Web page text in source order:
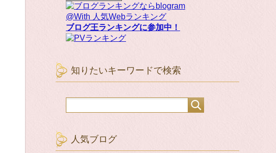
@With 人気Webランキング
ブログ王ランキングに参加中！
知りたいキーワードで検索
人気ブログ